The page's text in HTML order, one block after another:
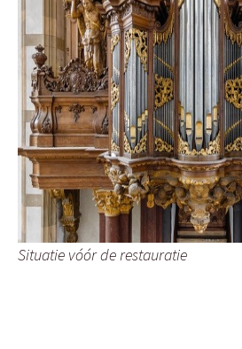
Situatie vóór de restauratie